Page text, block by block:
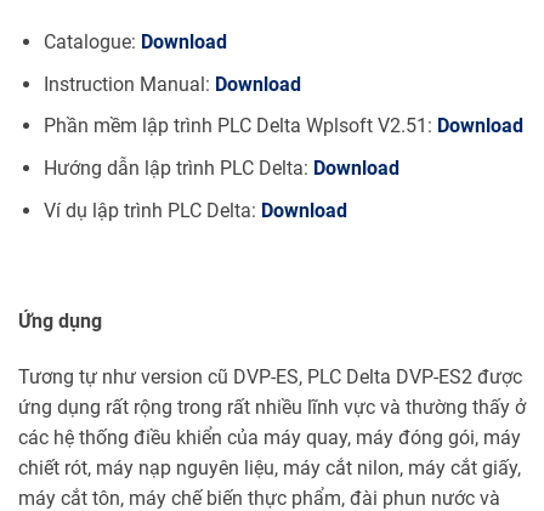
Catalogue: Download
Instruction Manual: Download
Phần mềm lập trình PLC Delta Wplsoft V2.51: Download
Hướng dẫn lập trình PLC Delta: Download
Ví dụ lập trình PLC Delta: Download
Ứng dụng
Tương tự như version cũ DVP-ES, PLC Delta DVP-ES2 được
ứng dụng rất rộng trong rất nhiều lĩnh vực và thường thấy ở
các hệ thống điều khiển của máy quay, máy đóng gói, máy
chiết rót, máy nạp nguyên liệu, máy cắt nilon, máy cắt giấy,
máy cắt tôn, máy chế biến thực phẩm, đài phun nước và